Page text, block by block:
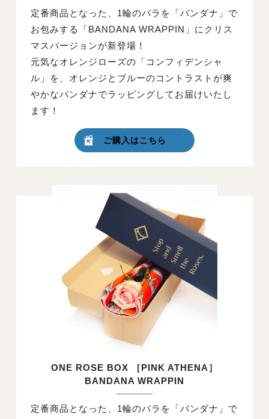
定番商品となった、1輪のバラを「バンダナ」で
お包みする「BANDANA WRAPPIN」にクリス
マスバージョンが新登場！
元気なオレンジローズの「コンフィデンシャ
ル」を、オレンジとブルーのコントラストが爽
やかなバンダナでラッピングしてお届けいたし
ます！
ご購入はこちら
ONE ROSE BOX ［PINK ATHENA］
BANDANA WRAPPIN
定番商品となった、1輪のバラを「バンダナ」で